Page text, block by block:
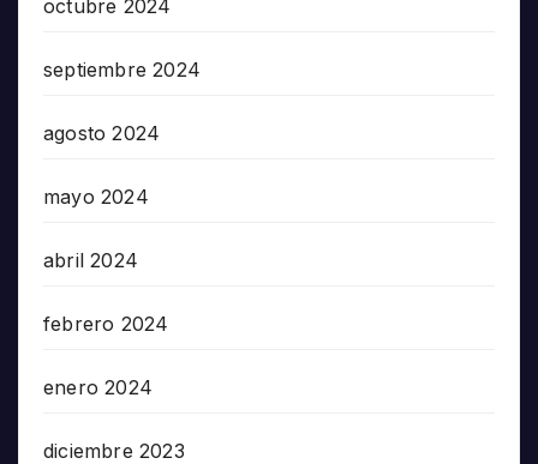
octubre 2024
septiembre 2024
agosto 2024
mayo 2024
abril 2024
febrero 2024
enero 2024
diciembre 2023